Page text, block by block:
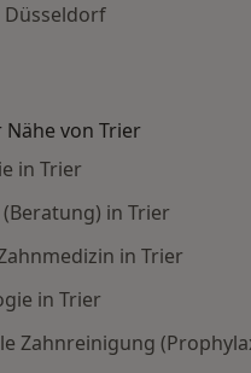
Düsseldorf
Nähe von Trier
in Trier
in Trier
in Trier
in Trier
Zahnreinigung